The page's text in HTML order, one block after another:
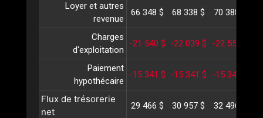
Loyer et autres
revenue
66 348 $ 68 338 $ 70 388 $
Charges
d'exploitation
-21 540 $ -22 039 $ -22 550 $
Paiement
hypothécaire
-15 341 $ -15 341 $ -15 341 $
Flux de trésorerie
net
29 466 $ 30 957 $ 32 496 $